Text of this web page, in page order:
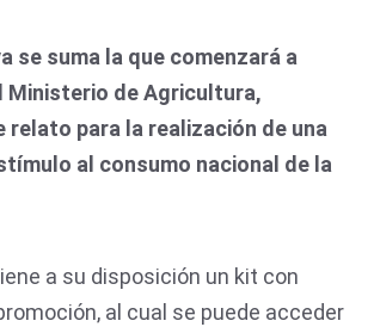
se suma la que comenzará a
Ministerio de Agricultura,
para la realización de una
al consumo nacional de la
a su disposición un kit con
al cual se puede acceder